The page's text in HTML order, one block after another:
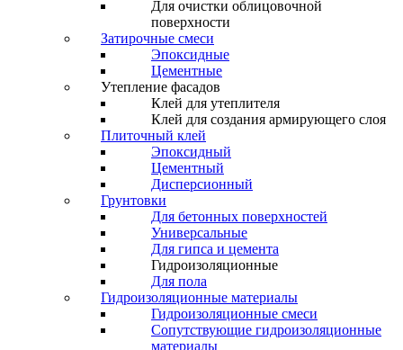
Для очистки облицовочной
поверхности
Затирочные смеси
Эпоксидные
Цементные
Утепление фасадов
Клей для утеплителя
Клей для создания армирующего слоя
Плиточный клей
Эпоксидный
Цементный
Дисперсионный
Грунтовки
Для бетонных поверхностей
Универсальные
Для гипса и цемента
Гидроизоляционные
Для пола
Гидроизоляционные материалы
Гидроизоляционные смеси
Сопутствующие гидроизоляционные
материалы